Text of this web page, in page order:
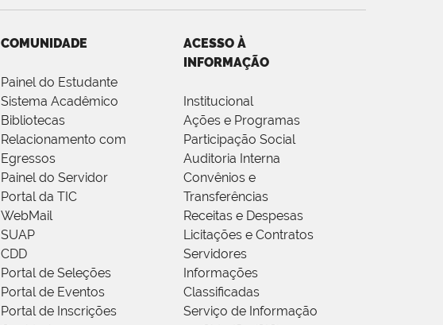
COMUNIDADE
Painel do Estudante
Sistema Acadêmico
Bibliotecas
Relacionamento com
Egressos
Painel do Servidor
Portal da TIC
WebMail
SUAP
CDD
Portal de Seleções
Portal de Eventos
Portal de Inscrições
ACESSO À
INFORMAÇÃO
Institucional
Ações e Programas
Participação Social
Auditoria Interna
Convênios e
Transferências
Receitas e Despesas
Licitações e Contratos
Servidores
Informações
Classificadas
Serviço de Informação